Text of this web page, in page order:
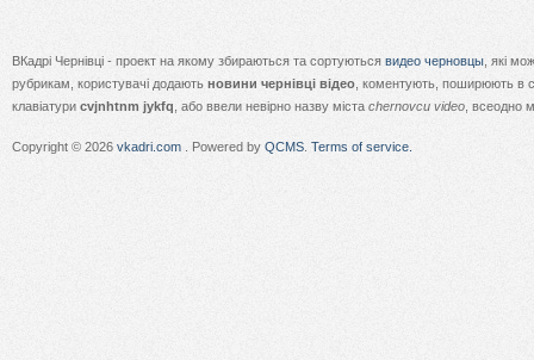
ВКадрі Чернівці - проект на якому збираються та сортуються видео черновцы , які
рубрикам, користувачі додають новини чернівці відео , коментують, поширюють в
клавіатури cvjnhtnm jykfq , або ввели невірно назву міста chernovcu video , всеодно
Copyright © 2026 vkadri.com . Powered by QCMS Terms of service.